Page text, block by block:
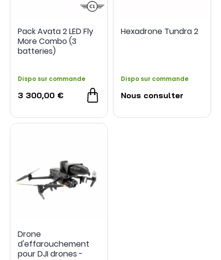
Pack Avata 2 LED Fly
More Combo (3
batteries)
Dispo sur commande
3 300,00 €
Hexadrone Tundra 2
Dispo sur commande
Nous consulter
Drone
d'effarouchement
pour DJI drones -